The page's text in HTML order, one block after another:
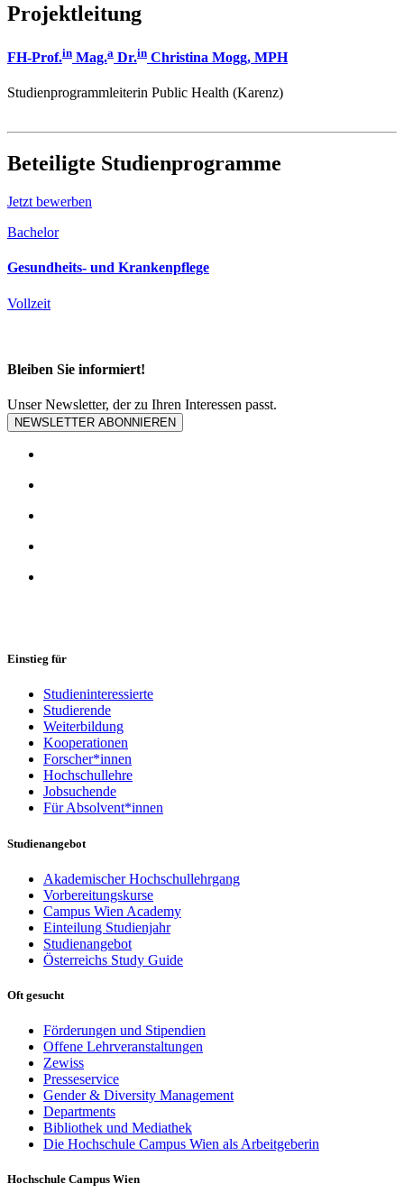
Projektleitung
FH-Prof.in Mag.a Dr.in Christina Mogg, MPH
Studienprogrammleiterin Public Health (Karenz)
Beteiligte Studienprogramme
Jetzt bewerben
Bachelor
Gesundheits- und Krankenpflege
Vollzeit
Bleiben Sie informiert!
Unser Newsletter, der zu Ihren Interessen passt.
NEWSLETTER ABONNIEREN
Einstieg für
Studieninteressierte
Studierende
Weiterbildung
Kooperationen
Forscher*innen
Hochschullehre
Jobsuchende
Für Absolvent*innen
Studienangebot
Akademischer Hochschullehrgang
Vorbereitungskurse
Campus Wien Academy
Einteilung Studienjahr
Studienangebot
Österreichs Study Guide
Oft gesucht
Förderungen und Stipendien
Offene Lehrveranstaltungen
Zewiss
Presseservice
Gender & Diversity Management
Departments
Bibliothek und Mediathek
Die Hochschule Campus Wien als Arbeitgeberin
Hochschule Campus Wien